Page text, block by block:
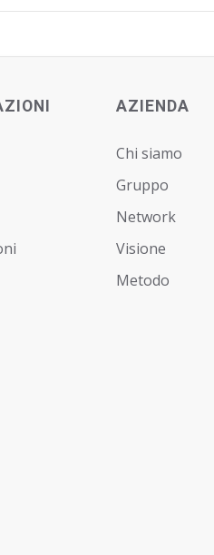
AZIENDA
Chi siamo
Gruppo
Network
Visione
Metodo